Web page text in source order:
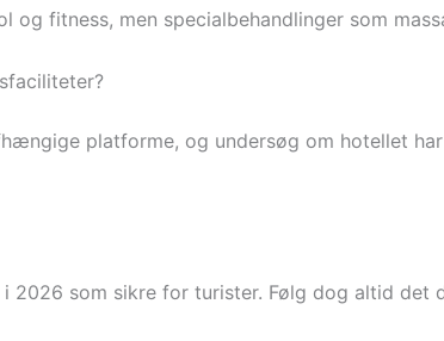
fitness, men specialbehandlinger som
platforme, og undersøg om hotellet
som sikre for turister. Følg dog altid det